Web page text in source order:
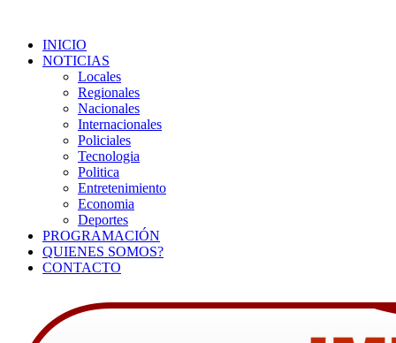
INICIO
NOTICIAS
Locales
Regionales
Nacionales
Internacionales
Policiales
Tecnologia
Politica
Entretenimiento
Economia
Deportes
PROGRAMACIÓN
QUIENES SOMOS?
CONTACTO